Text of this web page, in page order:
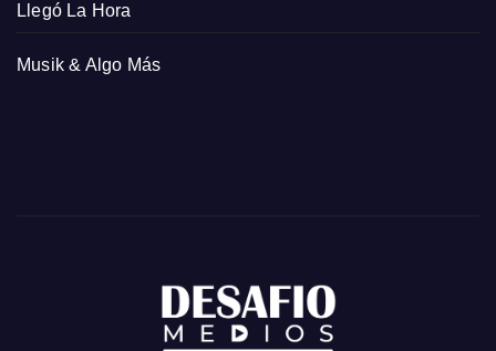
Llegó La Hora
Musik & Algo Más